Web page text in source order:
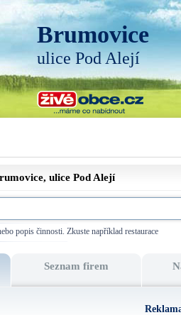
Brumovice
ulice Pod Alejí
ulice Pod Alejí
popis činnosti. Zkuste například restaurace
Seznam firem